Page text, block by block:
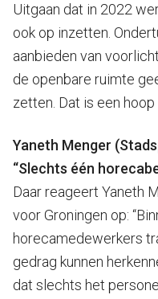
Uitgaan dat in 2022
ook op inzetten.
aanbieden van
de openbare ruimte
zetten. Dat is een
Yaneth Menger
“Slechts één
Daar reageert Yaneth
voor Groningen op:
horecamedewerkers
gedrag kunnen
dat slechts het